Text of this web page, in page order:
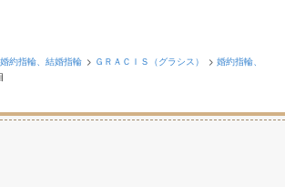
婚約指輪、結婚指輪 ＧＲＡＣＩＳ（グラシス）
婚約指輪、